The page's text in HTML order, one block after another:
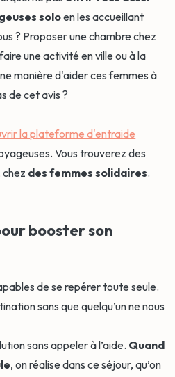
soloen les accueillant
? Proposer une chambre chez
une activité en ville ou à la
manière d'aider ces femmes à
de cet avis ?
la plateforme d'entraide
Vous trouverez des
chez des femmes solidaires.
booster son
de se repérer toute seule.
sans que quelqu’un ne nous
sans appeler à l’aide. Quand
, on réalise dans ce séjour, qu’on